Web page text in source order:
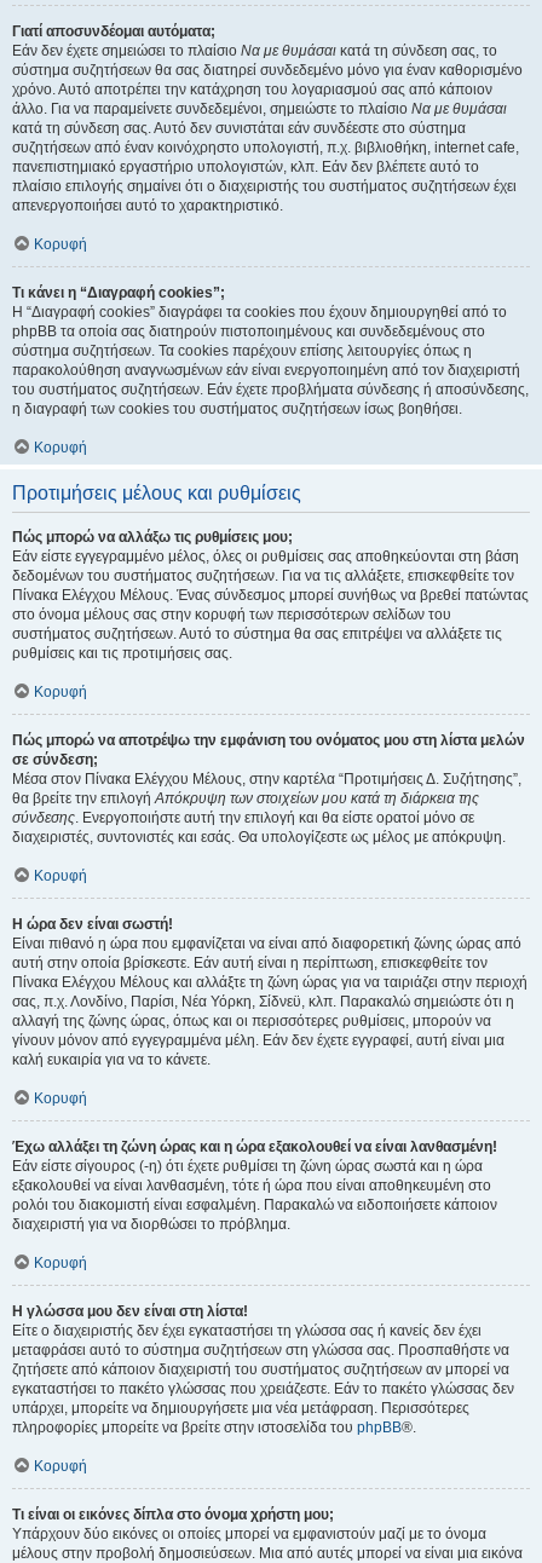
Γιατί αποσυνδέομαι αυτόματα;
Εάν δεν έχετε σημειώσει το πλαίσιο Να με θυμάσαι κατά τη σύνδεση σας, το
σύστημα συζητήσεων θα σας διατηρεί συνδεδεμένο μόνο για έναν καθορισμένο
χρόνο. Αυτό αποτρέπει την κατάχρηση του λογαριασμού σας από κάποιον
άλλο. Για να παραμείνετε συνδεδεμένοι, σημειώστε το πλαίσιο Να με θυμάσαι
κατά τη σύνδεση σας. Αυτό δεν συνιστάται εάν συνδέεστε στο σύστημα
συζητήσεων από έναν κοινόχρηστο υπολογιστή, π.χ. βιβλιοθήκη, internet cafe,
πανεπιστημιακό εργαστήριο υπολογιστών, κλπ. Εάν δεν βλέπετε αυτό το
πλαίσιο επιλογής σημαίνει ότι ο διαχειριστής του συστήματος συζητήσεων έχει
απενεργοποιήσει αυτό το χαρακτηριστικό.
Κορυφή
Τι κάνει η “Διαγραφή cookies”;
Η “Διαγραφή cookies” διαγράφει τα cookies που έχουν δημιουργηθεί από το
phpBB τα οποία σας διατηρούν πιστοποιημένους και συνδεδεμένους στο
σύστημα συζητήσεων. Τα cookies παρέχουν επίσης λειτουργίες όπως η
παρακολούθηση αναγνωσμένων εάν είναι ενεργοποιημένη από τον διαχειριστή
του συστήματος συζητήσεων. Εάν έχετε προβλήματα σύνδεσης ή αποσύνδεσης,
η διαγραφή των cookies του συστήματος συζητήσεων ίσως βοηθήσει.
Κορυφή
Προτιμήσεις μέλους και ρυθμίσεις
Πώς μπορώ να αλλάξω τις ρυθμίσεις μου;
Εάν είστε εγγεγραμμένο μέλος, όλες οι ρυθμίσεις σας αποθηκεύονται στη βάση
δεδομένων του συστήματος συζητήσεων. Για να τις αλλάξετε, επισκεφθείτε τον
Πίνακα Ελέγχου Μέλους. Ένας σύνδεσμος μπορεί συνήθως να βρεθεί πατώντας
στο όνομα μέλους σας στην κορυφή των περισσότερων σελίδων του
συστήματος συζητήσεων. Αυτό το σύστημα θα σας επιτρέψει να αλλάξετε τις
ρυθμίσεις και τις προτιμήσεις σας.
Κορυφή
Πώς μπορώ να αποτρέψω την εμφάνιση του ονόματος μου στη λίστα μελών
σε σύνδεση;
Μέσα στον Πίνακα Ελέγχου Μέλους, στην καρτέλα “Προτιμήσεις Δ. Συζήτησης”,
θα βρείτε την επιλογήΑπόκρυψη των στοιχείων μου κατά τη διάρκεια της
σύνδεσης. Ενεργοποιήστε αυτή την επιλογή και θα είστε ορατοί μόνο σε
διαχειριστές, συντονιστές και εσάς. Θα υπολογίζεστε ως μέλος με απόκρυψη.
Κορυφή
Η ώρα δεν είναι σωστή!
Είναι πιθανό η ώρα που εμφανίζεται να είναι από διαφορετική ζώνης ώρας από
αυτή στην οποία βρίσκεστε. Εάν αυτή είναι η περίπτωση, επισκεφθείτε τον
Πίνακα Ελέγχου Μέλους και αλλάξτε τη ζώνη ώρας για να ταιριάζει στην περιοχή
σας, π.χ. Λονδίνο, Παρίσι, Νέα Υόρκη, Σίδνεϋ, κλπ. Παρακαλώ σημειώστε ότι η
αλλαγή της ζώνης ώρας, όπως και οι περισσότερες ρυθμίσεις, μπορούν να
γίνουν μόνον από εγγεγραμμένα μέλη. Εάν δεν έχετε εγγραφεί, αυτή είναι μια
καλή ευκαιρία για να το κάνετε.
Κορυφή
Έχω αλλάξει τη ζώνη ώρας και η ώρα εξακολουθεί να είναι λανθασμένη!
Εάν είστε σίγουρος (-η) ότι έχετε ρυθμίσει τη ζώνη ώρας σωστά και η ώρα
εξακολουθεί να είναι λανθασμένη, τότε ή ώρα που είναι αποθηκευμένη στο
ρολόι του διακομιστή είναι εσφαλμένη. Παρακαλώ να ειδοποιήσετε κάποιον
διαχειριστή για να διορθώσει το πρόβλημα.
Κορυφή
Η γλώσσα μου δεν είναι στη λίστα!
Είτε ο διαχειριστής δεν έχει εγκαταστήσει τη γλώσσα σας ή κανείς δεν έχει
μεταφράσει αυτό το σύστημα συζητήσεων στη γλώσσα σας. Προσπαθήστε να
ζητήσετε από κάποιον διαχειριστή του συστήματος συζητήσεων αν μπορεί να
εγκαταστήσει το πακέτο γλώσσας που χρειάζεστε. Εάν το πακέτο γλώσσας δεν
υπάρχει, μπορείτε να δημιουργήσετε μια νέα μετάφραση. Περισσότερες
πληροφορίες μπορείτε να βρείτε στην ιστοσελίδα του phpBB®.
Κορυφή
Τι είναι οι εικόνες δίπλα στο όνομα χρήστη μου;
Υπάρχουν δύο εικόνες οι οποίες μπορεί να εμφανιστούν μαζί με το όνομα
μέλους στην προβολή δημοσιεύσεων. Μια από αυτές μπορεί να είναι μια εικόνα